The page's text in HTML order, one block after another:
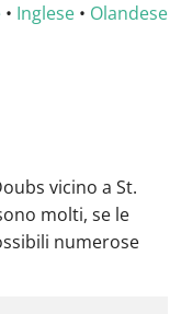
• Inglese • Olandese
vicino a St.
molti, se le
numerose